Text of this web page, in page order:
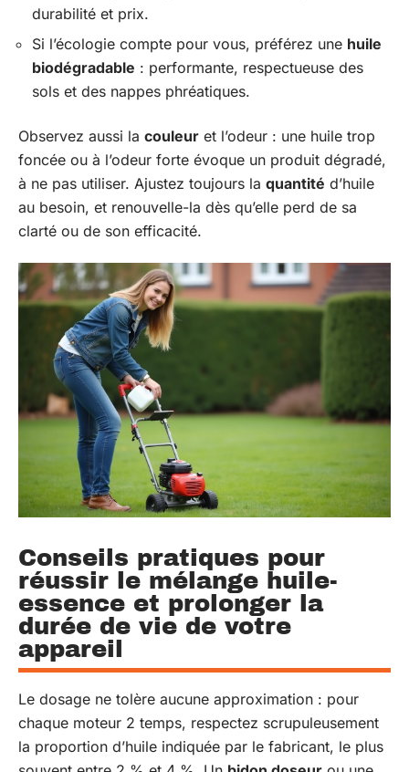
durabilité et prix.
Si l’écologie compte pour vous, préférez une huile
biodégradable : performante, respectueuse des
sols et des nappes phréatiques.
Observez aussi la couleur et l’odeur : une huile trop
foncée ou à l’odeur forte évoque un produit dégradé,
à ne pas utiliser. Ajustez toujours la quantité d’huile
au besoin, et renouvelle-la dès qu’elle perd de sa
clarté ou de son efficacité.
Conseils pratiques pour
réussir le mélange huile-
essence et prolonger la
durée de vie de votre
appareil
Le dosage ne tolère aucune approximation : pour
chaque moteur 2 temps, respectez scrupuleusement
la proportion d’huile indiquée par le fabricant, le plus